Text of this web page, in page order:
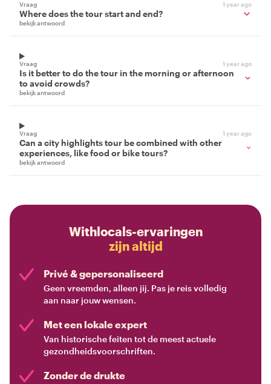
Vraag 1 year ago
Where does the tour start and end?
bekijk antwoord
Vraag 1 year ago
Is it better to do the tour in the morning or afternoon
to avoid crowds?
bekijk antwoord
Vraag 1 year ago
Can a city highlights tour be combined with other
experiences, like food or bike tours?
bekijk antwoord
Withlocals-ervaringen
zijn altijd
Privé & gepersonaliseerd
Geen vreemden, alleen jij. Pas je reis volledig
aan naar jouw wensen.
Met een lokale expert
Van historische feiten tot de meest actuele
gezondheidsvoorschriften.
Zonder de drukte